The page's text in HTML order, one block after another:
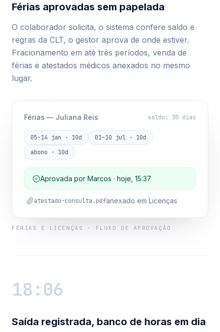
Férias aprovadas sem papelada
O colaborador solicita, o sistema confere saldo e
regras da CLT, o gestor aprova de onde estiver.
Fracionamento em até três períodos, venda de
férias e atestados médicos anexados no mesmo
lugar.
Férias — Juliana Reis saldo: 30 dias
05–14 jan · 10d
01–10 jul · 10d
abono · 10d
Aprovada por Marcos · hoje, 15:37
atestado-consulta.pdfanexado em Licenças
FÉRIAS E LICENÇAS · FLUXO DE APROVAÇÃO
18:06
Saída registrada, banco de horas em dia